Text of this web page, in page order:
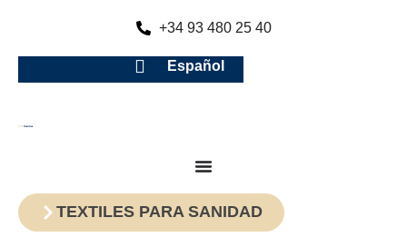
+34 93 480 25 40
Español
TEXTILES PARA SANIDAD